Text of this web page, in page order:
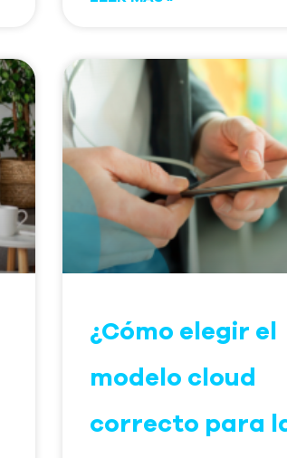
¿Cómo elegir el
modelo cloud
correcto para